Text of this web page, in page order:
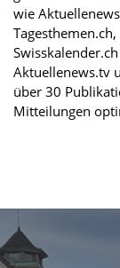
wie
Aktuellenews.tv
über 30
Mitteilungen